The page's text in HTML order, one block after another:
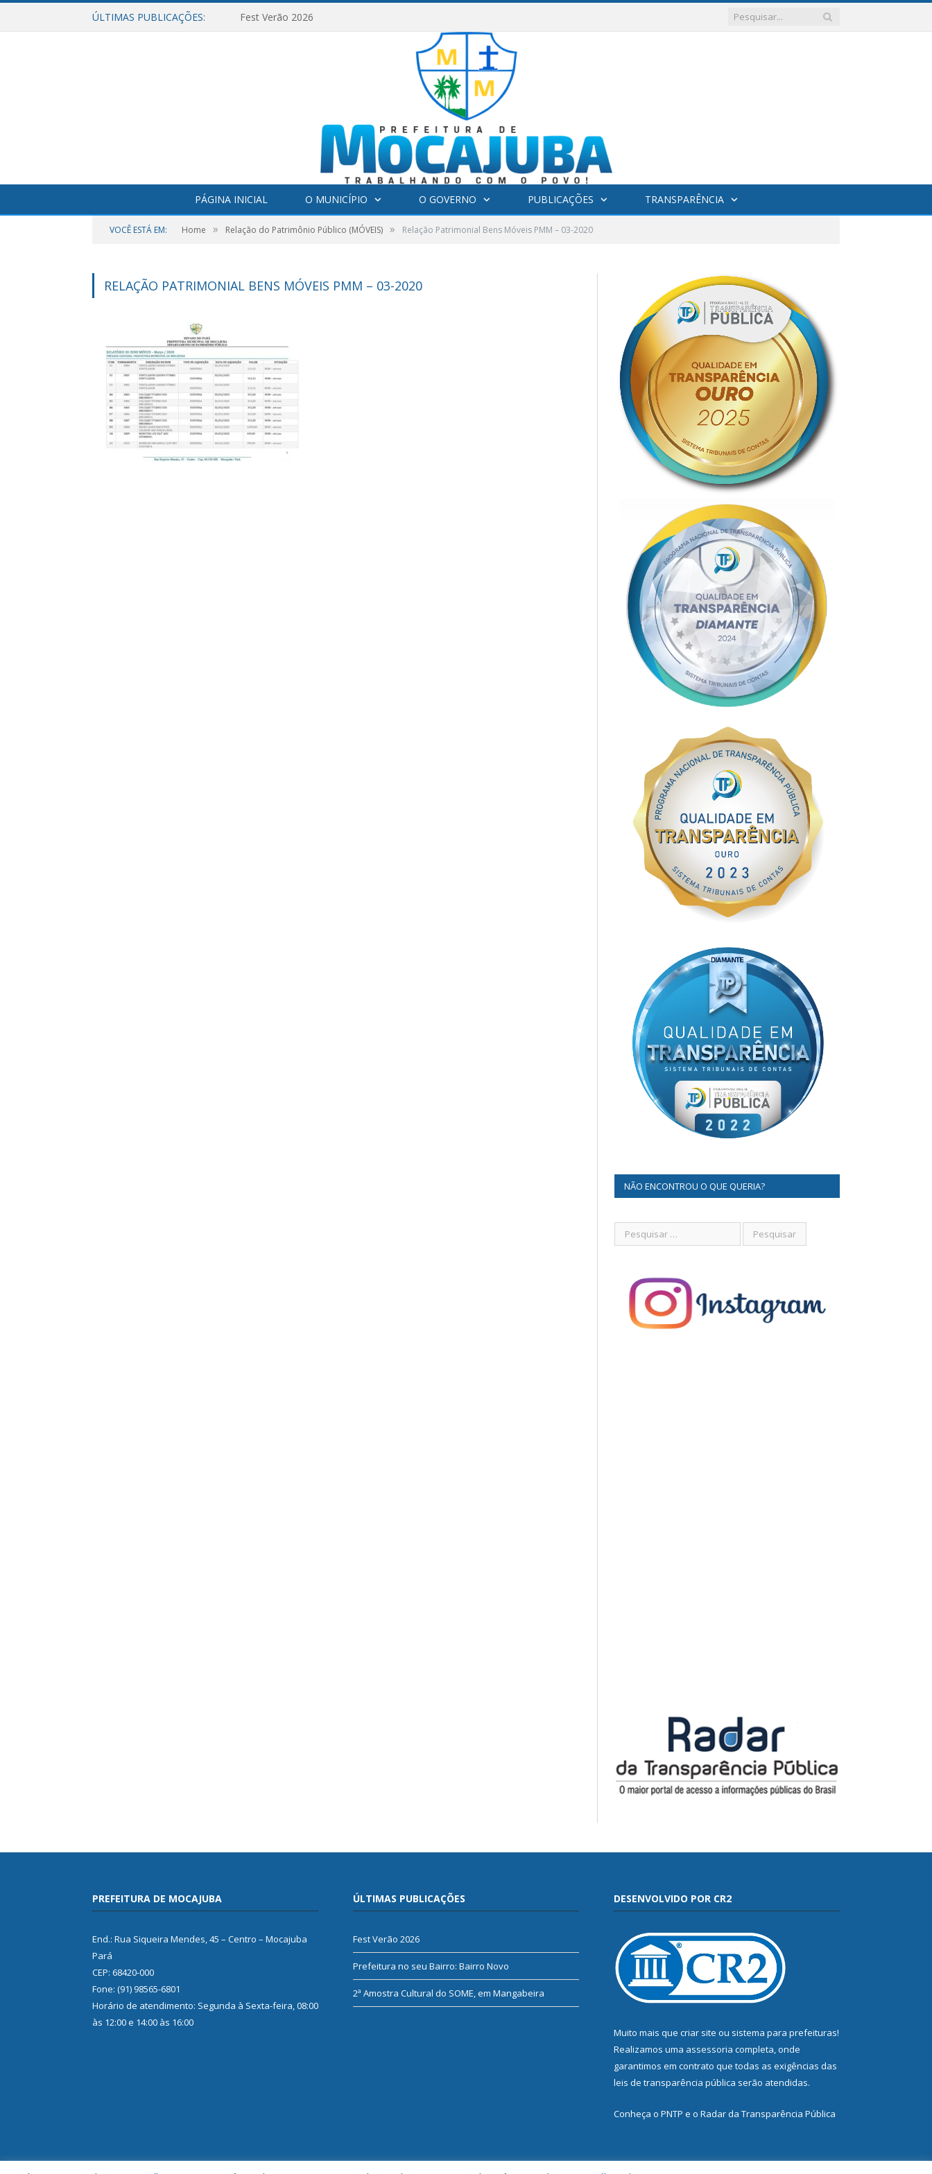
ÚLTIMAS PUBLICAÇÕES: Fest Verão 2026
PÁGINA INICIAL O MUNICÍPIO O GOVERNO PUBLICAÇÕES TRANSPARÊNCIA
VOCÊ ESTÁ EM: Home » Relação do Patrimônio Público (MÓVEIS) » Relação Patrimonial Bens Móveis PMM – 03-2020
RELAÇÃO PATRIMONIAL BENS MÓVEIS PMM – 03-2020
NÃO ENCONTROU O QUE QUERIA?
PREFEITURA DE MOCAJUBA
End.: Rua Siqueira Mendes, 45 – Centro – Mocajuba
Pará
CEP: 68420-000
Fone: (91) 98565-6801
Horário de atendimento: Segunda à Sexta-feira, 08:00
às 12:00 e 14:00 às 16:00
ÚLTIMAS PUBLICAÇÕES
Fest Verão 2026
Prefeitura no seu Bairro: Bairro Novo
2ª Amostra Cultural do SOME, em Mangabeira
DESENVOLVIDO POR CR2
Muito mais que criar site ou sistema para prefeituras!
Realizamos uma assessoria completa, onde
garantimos em contrato que todas as exigências das
leis de transparência pública serão atendidas.
Conheça o PNTP e o Radar da Transparência Pública